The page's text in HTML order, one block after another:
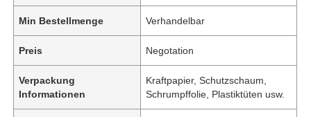
Min Bestellmenge Verhandelbar
Preis Negotation
Verpackung
Informationen
Kraftpapier, Schutzschaum,
Schrumpffolie, Plastiktüten usw.